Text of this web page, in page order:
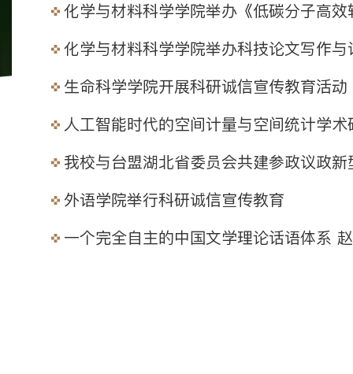
化学与材料科学学院举办《低碳分子高
化学与材料科学学院举办科技论文写作
生命科学学院开展科研诚信宣传教育活动
人工智能时代的空间计量与空间统计学
我校与台盟湖北省委员会共建参政议政新
外语学院举行科研诚信宣传教育
一个完全自主的中国文学理论话语体系